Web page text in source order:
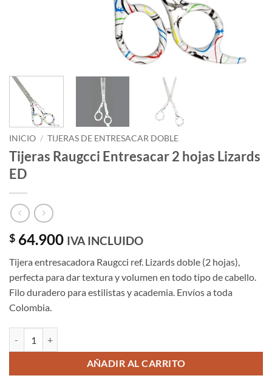
INICIO / TIJERAS DE ENTRESACAR DOBLE
Tijeras Raugcci Entresacar 2 hojas Lizards
ED
$ 64.900 IVA INCLUIDO
Tijera entresacadora Raugcci ref. Lizards doble (2 hojas),
perfecta para dar textura y volumen en todo tipo de cabello.
Filo duradero para estilistas y academia. Envíos a toda
Colombia.
AÑADIR AL CARRITO